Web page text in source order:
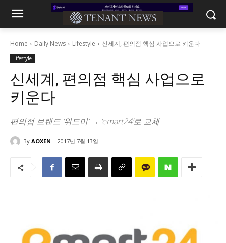
Home Daily News Lifestyle 신세계, 편의점 핵심 사업으로 키운다
Lifestyle
신세계, 편의점 핵심 사업으로
키운다
편의점 브랜드 ‘위드미’ → ‘emart24’로 교체
By AOXEN 2017년 7월 13일